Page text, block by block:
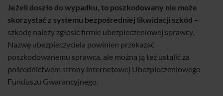
Jeżeli doszło do wypadku, to poszkodowany nie może
skorzystać z systemu bezpośredniej likwidacji szkód –
szkodę należy zgłosić firmie ubezpieczeniowej sprawcy.
Nazwę ubezpieczyciela powinien przekazać
poszkodowanemu sprawca, ale można ją też ustalić za
pośrednictwem strony internetowej Ubezpieczeniowego
Funduszu Gwarancyjnego.